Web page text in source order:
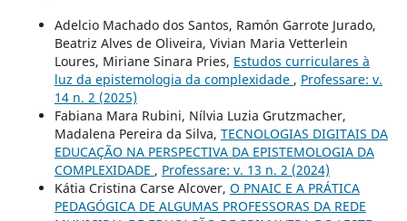
Adelcio Machado dos Santos, Ramón Garrote Jurado,
Beatriz Alves de Oliveira, Vivian Maria Vetterlein
Loures, Miriane Sinara Pries, Estudos curriculares à
luz da epistemologia da complexidade , Professare: v.
14 n. 2 (2025)
Fabiana Mara Rubini, Nílvia Luzia Grutzmacher,
Madalena Pereira da Silva, TECNOLOGIAS DIGITAIS DA
EDUCAÇÃO NA PERSPECTIVA DA EPISTEMOLOGIA DA
COMPLEXIDADE , Professare: v. 13 n. 2 (2024)
Kátia Cristina Carse Alcover, O PNAIC E A PRÁTICA
PEDAGÓGICA DE ALGUMAS PROFESSORAS DA REDE